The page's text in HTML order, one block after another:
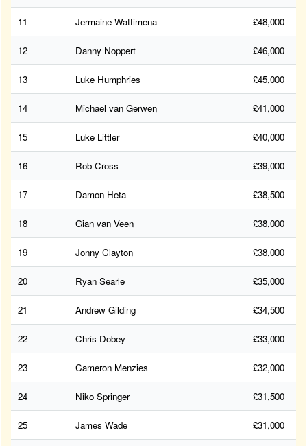
11 Jermaine Wattimena £48,000
12 Danny Noppert £46,000
13 Luke Humphries £45,000
14 Michael van Gerwen £41,000
15 Luke Littler £40,000
16 Rob Cross £39,000
17 Damon Heta £38,500
18 Gian van Veen £38,000
19 Jonny Clayton £38,000
20 Ryan Searle £35,000
21 Andrew Gilding £34,500
22 Chris Dobey £33,000
23 Cameron Menzies £32,000
24 Niko Springer £31,500
25 James Wade £31,000